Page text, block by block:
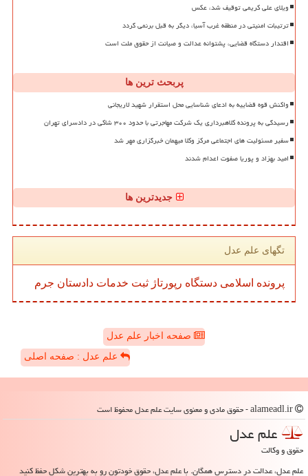
ویلای علی کریمی توقیف شد، عکس
ترتیبات امنیتی در منطقه غرب آسیا، دیگر به قبل برنمی گردد
اقتدار دستگاه قضایی، پشتوانه عدالت و صیانت از حقوق ملت است
پربحث ترین ها
واکنش قوه قضاییه به ادعای شناسایی محل استقرار شهید لاریجانی
رسیدگی به پرونده کلاهبرداری یک شرکت مهاجرتی با حدود ۳۰۰ شاکی در دادسرای تهران
سفیر مسئولیت های اجتماعی مرکز وکلا میهمان خبرگزاری مهر شد
امید بهزاد و پوریا صفوت اعدام شدند
جدیدترین ها
تگهای علم عدل
پرونده اسلامی دستگاه رپورتاژ ثبت خدمات دادستان جرم
صفحه اخبار علم عدل
علم عدل : صفحه اصلی
علم عدل
حقوق و وکالت
علم عدل، عدالت در دسترس همگان. با علم عدل، حقوق خودتون رو به بهترین شکل حفظ کنید